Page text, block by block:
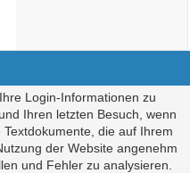
Login-Informationen zu
Ihren letzten Besuch, wenn
die auf Ihrem
der Website angenehm
und Fehler zu analysieren.